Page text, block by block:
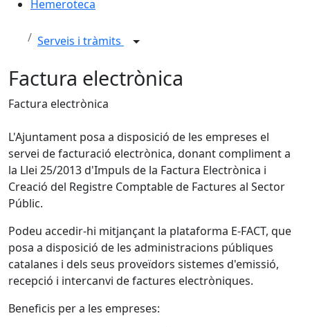
Hemeroteca
Serveis i tràmits
Factura electrònica
Factura electrònica
L'Ajuntament posa a disposició de les empreses el
servei de facturació electrònica, donant compliment a
la Llei 25/2013 d'Impuls de la Factura Electrònica i
Creació del Registre Comptable de Factures al Sector
Públic.
Podeu accedir-hi mitjançant la plataforma E-FACT, que
posa a disposició de les administracions públiques
catalanes i dels seus proveïdors sistemes d'emissió,
recepció i intercanvi de factures electròniques.
Beneficis per a les empreses: